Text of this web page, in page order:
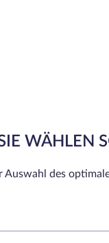
WÄHLEN
des